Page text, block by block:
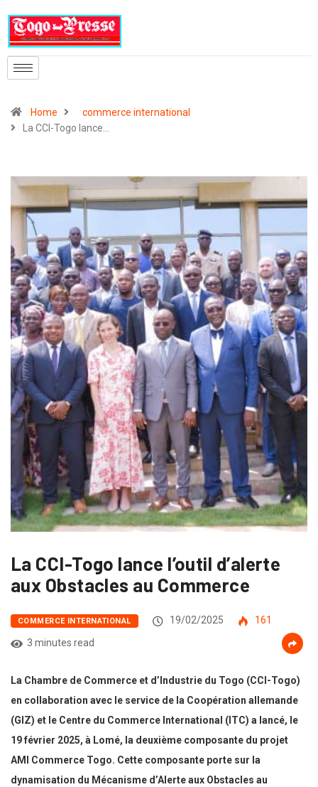
Home
commerce international
La CCI-Togo lance…
La CCI-Togo lance l’outil d’alerte
aux Obstacles au Commerce
COMMERCE INTERNATIONAL 19/02/2025
161
3 minutes read
La Chambre de Commerce et d’Industrie du Togo (CCI-Togo)
en collaboration avec le service de la Coopération allemande
(GIZ) et le Centre du Commerce International (ITC) a lancé, le
19 février 2025, à Lomé, la deuxième composante du projet
AMI Commerce Togo. Cette composante porte sur la
dynamisation du Mécanisme d’Alerte aux Obstacles au